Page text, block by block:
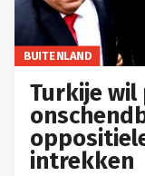
BUITENLAND
Turkije
intrekken